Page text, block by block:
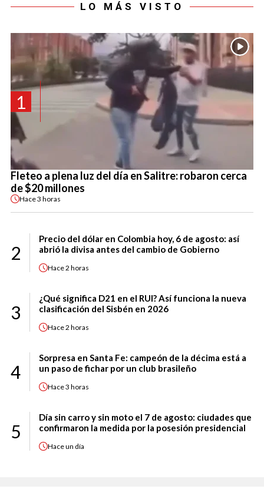
LO MÁS VISTO
1
Fleteo a plena luz del día en Salitre: robaron cerca
de $20 millones
Hace3 horas
2
Precio del dólar en Colombia hoy, 6 de agosto: así
abrió la divisa antes del cambio de Gobierno
Hace2 horas
3
¿Qué significa D21 en el RUI? Así funciona la nueva
clasificación del Sisbén en 2026
Hace2 horas
4
Sorpresa en Santa Fe: campeón de la décima está a
un paso de fichar por un club brasileño
Hace3 horas
5
Día sin carro y sin moto el 7 de agosto: ciudades que
confirmaron la medida por la posesión presidencial
Haceun día